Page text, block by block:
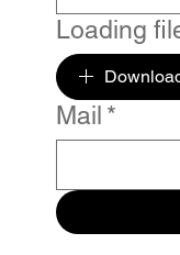
Loading
Mail *